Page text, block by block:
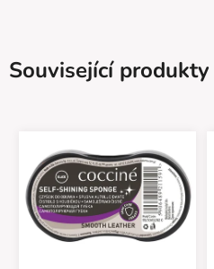
Související produkty